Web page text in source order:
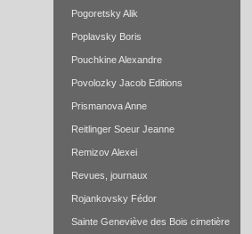
Pogoretsky Alik
Poplavsky Boris
Pouchkine Alexandre
Povolozky Jacob Editions
Prismanova Anne
Reitlinger Soeur Jeanne
Remizov Alexei
Revues, journaux
Rojankovsky Fédor
Sainte Geneviève des Bois cimetière